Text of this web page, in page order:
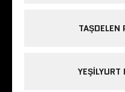
TAŞDELEN